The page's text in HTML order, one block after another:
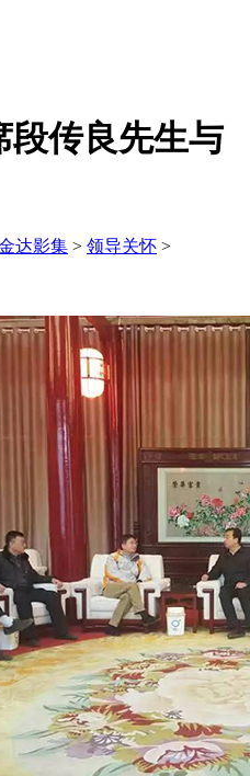
段传良先生与
达影集 > 领导关怀 >